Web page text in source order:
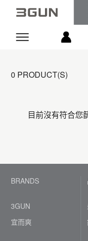
0 PRODUCT(S)
目前沒有符合您
BRANDS
3GUN
宜而爽